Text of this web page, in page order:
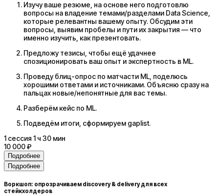
Изучу ваше резюме, на основе него подготовлю
вопросы на владение темами/разделами Data Science,
которые релевантны вашему опыту. Обсудим эти
вопросы, выявим пробелы и пути их закрытия — что
именно изучить, как презентовать.
Предложу тезисы, чтобы ещё удачнее
спозиционировать ваш опыт и экспертность в ML.
Проведу блиц-опрос по матчасти ML, поделюсь
хорошими ответами и источниками. Объясню сразу на
пальцах новые/непонятные для вас темы.
Разберём кейс по ML.
Подведём итоги, сформируем gaplist.
1 сессия 1 ч 30 мин
10 000 ₽
Подробнее
Подробнее
Воркшоп: опрозрачиваем discovery & delivery для всех
стейкхолдеров